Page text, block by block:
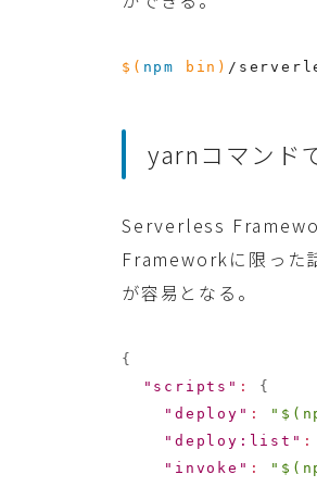
$( npm bin ) /
yarnコマンド
Serverless
Frameworkに限った
が容易となる。
{
"scripts" :
{
"deploy" :
"deploy:list" :
"invoke" :